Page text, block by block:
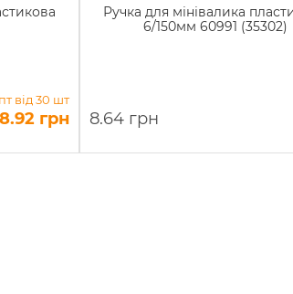
від 30 шт
грн
Ручка для мінівалика
6/150мм 60991 (35302)
8.64 грн